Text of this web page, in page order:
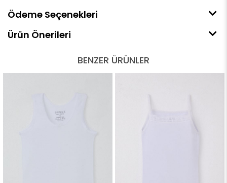
Ödeme Seçenekleri
Ürün Önerileri
BENZER ÜRÜNLER